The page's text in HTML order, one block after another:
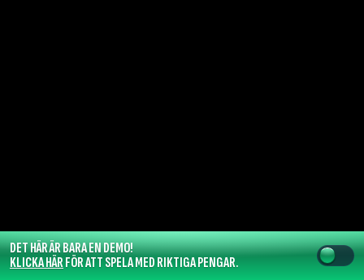
DET HÄR ÄR BARA EN DEMO!
KLICKA HÄRFÖR ATT SPELA MED RIKTIGA PENGAR.